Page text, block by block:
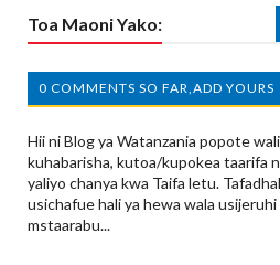
Toa Maoni Yako:
0 COMMENTS SO FAR,ADD YOURS
Hii ni Blog ya Watanzania popote
kuhabarisha, kutoa/kupokea taarifa
yaliyo chanya kwa Taifa letu.
usichafue hali ya hewa wala
mstaarabu...